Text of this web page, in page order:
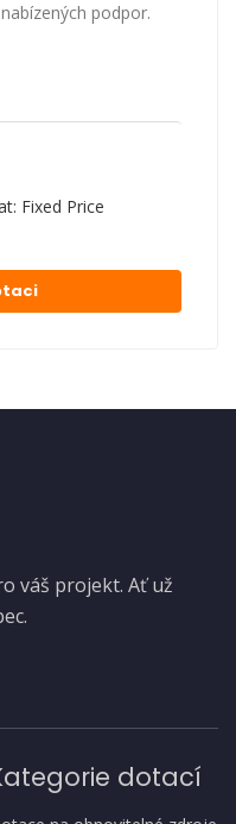
podpor.
Fixed Price
váš projekt. Ať už
dotací